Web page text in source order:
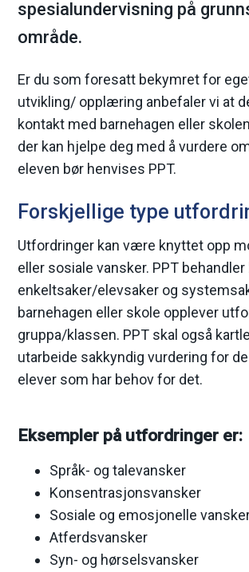
k
m
m
u
n
e
spesialundervisning på
område.
Er du som foresatt bekymret for
utvikling/ opplæring anbefaler vi at
kontakt med barnehagen eller
der kan hjelpe deg med å vurdere
eleven bør henvises PPT.
Forskjellige type
Utfordringer kan være knyttet opp
eller sosiale vansker. PPT behandler
enkeltsaker/elevsaker og
barnehagen eller skole opplever
gruppa/klassen. PPT skal også
utarbeide sakkyndig vurdering for
elever som har behov for det.
Eksempler på utfordringer er:
Språk- og talevansker
Konsentrasjonsvansker
Sosiale og emosjonelle
Atferdsvansker
Syn- og hørselsvansker